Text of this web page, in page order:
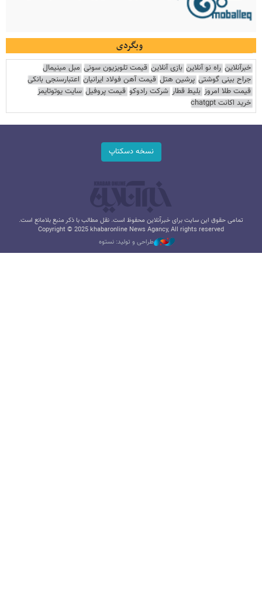
وبگردی
خبرآنلاین راه نو آنلاین بازی آنلاین قیمت تلویزیون سونی مبل مینیمال
جراح بینی گوشتی پرشین هتل قیمت آهن فولاد ایرانیان اعتبارسنجی بانکی
قیمت طلا امروز بلیط قطار شرکت رادوکو قیمت پروفیل سایت یوتوتایمز
خرید اکانت chatgpt
نسخه دسکتاپ
تمامی حقوق این سایت برای خبرآنلاین محفوظ است. نقل مطالب با ذکر منبع بلامانع است.
Copyright © 2025 khabaronline News Agancy, All rights reserved
طراحی و تولید: نستوه